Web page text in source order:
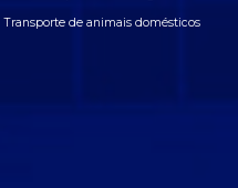
Transporte de animais domésticos